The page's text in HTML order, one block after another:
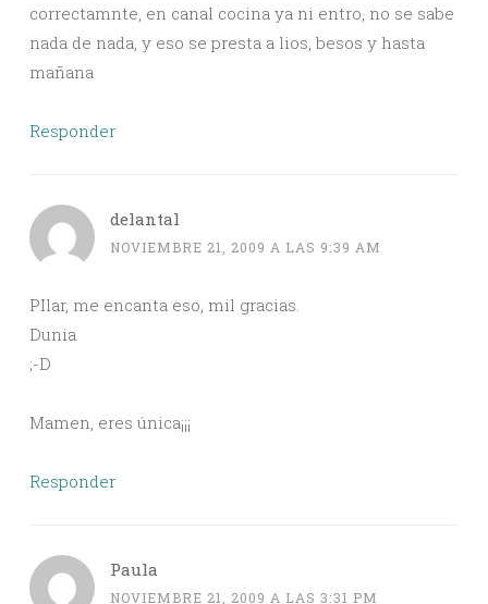
correctamnte, en canal cocina ya ni entro, no se sabe
nada de nada, y eso se presta a lios, besos y hasta
mañana
Responder
delantal
NOVIEMBRE 21, 2009 A LAS 9:39 AM
PIlar, me encanta eso, mil gracias.
Dunia
;-D
Mamen, eres única¡¡¡
Responder
Paula
NOVIEMBRE 21, 2009 A LAS 3:31 PM